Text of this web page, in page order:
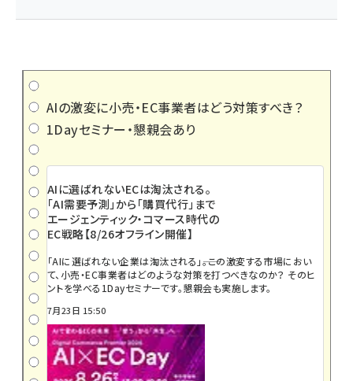
AIの激変に小売・EC事業者はどう対策すべき？
1Dayセミナー・懇親会あり
AIに選ばれないECは淘汰される。
「AI需要予測」から「購買代行」まで
エージェンティック・コマース時代の
EC戦略【8/26オフライン開催】
「AIに選ばれない企業は淘汰される」――。この激変する市場におい
て、小売・EC事業者はどのような対策を打つべきなのか？ そのヒ
ントを学べる1Dayセミナーです。懇親会も実施します。
7月23日 15:50